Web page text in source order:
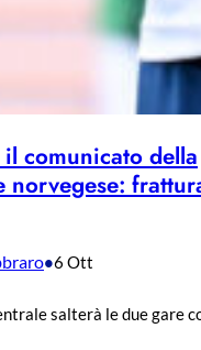
comunicato della
norvegese:
•6 Ott
salterà le due gare